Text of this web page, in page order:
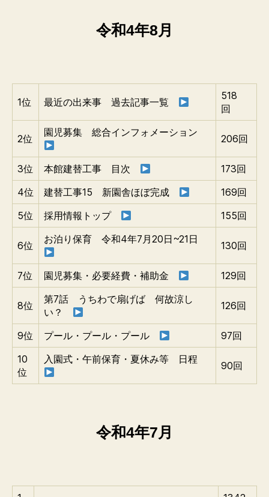
令和4年8月
1位 最近の出来事 過去記事一覧
518
回
2位
園児募集 総合インフォメーション
206回
3位 本館建替工事 目次
173回
4位
建替工事15 新園舎ほぼ完成
169回
5位
採用情報トップ 155回
6位
お泊り保育 令和4年7月20日~21日
130回
7位 園児募集・必要経費・補助金 129回
8位
第7話 うちわで扇げば 何故涼し
い？
126回
9位 プール・プール・プール
97回
10
位
入園式・午前保育・夏休み等 日程
90回
令和4年7月